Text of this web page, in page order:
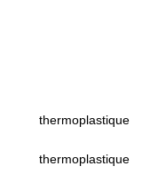
thermoplastique
thermoplastique